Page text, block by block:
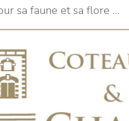
sa faune et sa flore …